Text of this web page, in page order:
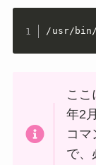
/usr/
ここ
年2
コマ
で、